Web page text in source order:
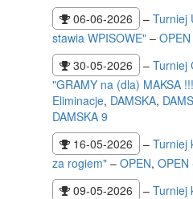
06-06-2026
– Turniej
stawia WPISOWE" – OPEN
30-05-2026
– Turniej
"GRAMY na (dla) MAKSA
Eliminacje, DAMSKA,
DAMSKA 9
16-05-2026
– Turniej
za rogiem" – OPEN, OPEN
09-05-2026
– Turniej